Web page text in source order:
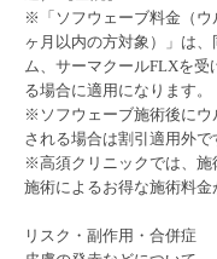
※「ソフウェーブ料金（ウ
ヶ月以内の方対象）」は
ム、サーマクールFLXを
る場合に適用になります。
※ソフウェーブ施術後にウ
される場合は割引適用外で
※高須クリニックでは、施
施術によるお得な施術料金
リスク・副作用・合併症